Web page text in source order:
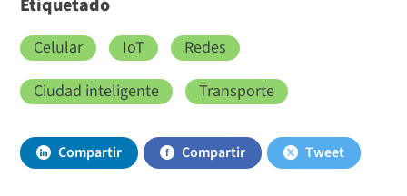
Etiquetado
Celular IoT
Redes
Ciudad inteligente
Transporte
Compartir Compartir Tweet